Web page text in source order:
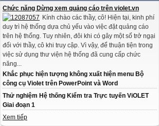
Chức năng Dừng xem quảng cáo trên violet.vn
Kính chào các thầy, cô! Hiện tại, kinh phí
duy trì hệ thống dựa chủ yếu vào việc đặt quảng cáo
trên hệ thống. Tuy nhiên, đôi khi có gây một số trở ngại
đối với thầy, cô khi truy cập. Vì vậy, để thuận tiện trong
việc sử dụng thư viện hệ thống đã cung cấp chức
năng...
Khắc phục hiện tượng không xuất hiện menu Bộ
công cụ Violet trên PowerPoint và Word
Thử nghiệm Hệ thống Kiểm tra Trực tuyến ViOLET
Giai đoạn 1
Xem tiếp